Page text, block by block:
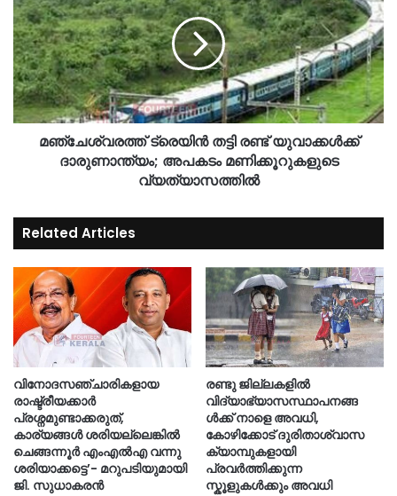
മഞ്ചേശ്വരത്ത് ട്രെയിൻ തട്ടി രണ്ട് യുവാക്കൾക്ക്
ദാരുണാന്ത്യം; അപകടം മണിക്കൂറുകളുടെ
വ്യത്യാസത്തിൽ
Related Articles
വിനോദസഞ്ചാരികളായ
രാഷ്ട്രീയക്കാർ
പ്രശ്നമുണ്ടാക്കരുത്,
കാര്യങ്ങൾ ശരിയല്ലെങ്കിൽ
ചെങ്ങന്നൂർ എംഎൽഎ വന്നു
ശരിയാക്കട്ടെ’- മറുപടിയുമായി
ജി. സുധാകരൻ
രണ്ടു ജില്ലകളില്‍
വിദ്യാഭ്യാസസ്ഥാപനങ്ങ
ള്‍ക്ക് നാളെ അവധി,
കോഴിക്കോട് ദുരിതാശ്വാസ
ക്യാമ്പുകളായി
പ്രവർത്തിക്കുന്ന
സ്കൂളുകൾക്കും അവധി